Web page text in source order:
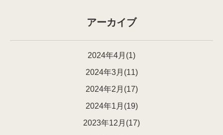
アーカイブ
2024年4月(1)
2024年3月(11)
2024年2月(17)
2024年1月(19)
2023年12月(17)